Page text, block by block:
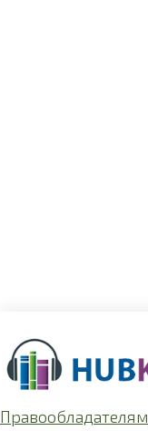
Правообладателям